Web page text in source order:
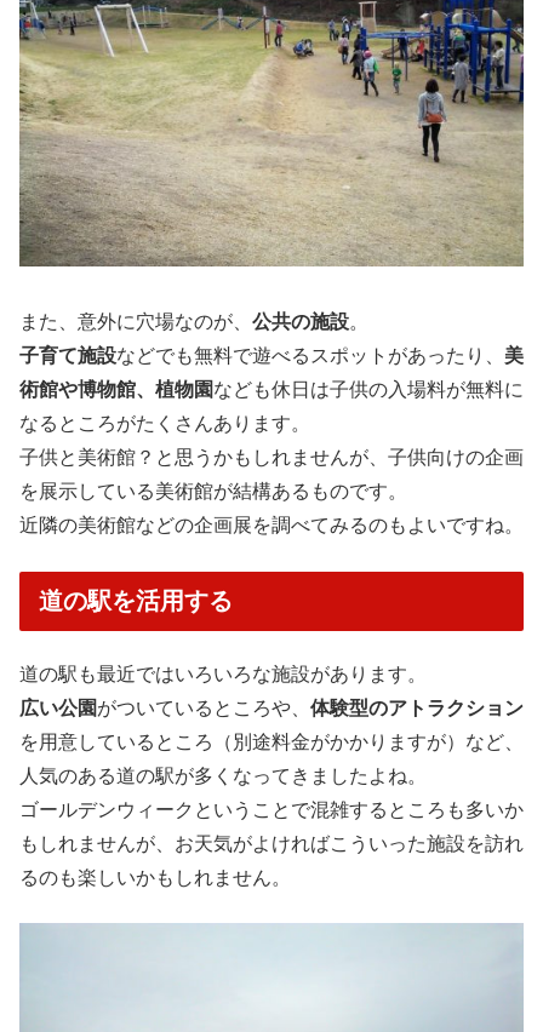
また、意外に穴場なのが、 公共の施設。
子育て施設などでも無料で遊べるスポットがあったり、 美
術館や博物館、植物園なども休日は子供の入場料が無料に
なるところがたくさんあります。
子供と美術館？と思うかもしれませんが、子供向けの企画
を展示している美術館が結構あるものです。
近隣の美術館などの企画展を調べてみるのもよいですね。
道の駅を活用する
道の駅も最近ではいろいろな施設があります。
広い公園がついているところや、 体験型のアトラクション
を用意しているところ（別途料金がかかりますが）など、
人気のある道の駅が多くなってきましたよね。
ゴールデンウィークということで混雑するところも多いか
もしれませんが、お天気がよければこういった施設を訪れ
るのも楽しいかもしれません。